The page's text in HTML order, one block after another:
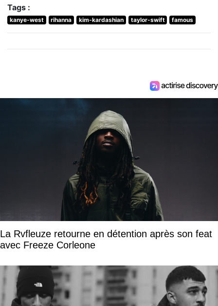
Tags :
kanye-west rihanna kim-kardashian taylor-swift famous
La Rvfleuze retourne en détention après son feat
avec Freeze Corleone